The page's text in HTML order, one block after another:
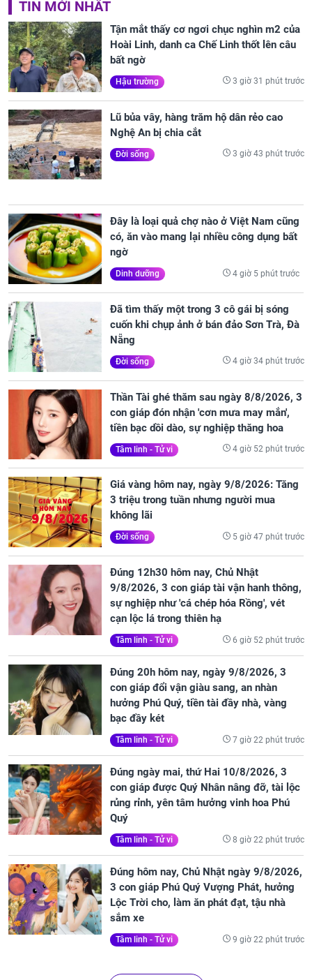
TIN MỚI NHẤT
Tận mắt thấy cơ ngơi chục nghìn m2 của
Hoài Linh, danh ca Chế Linh thốt lên câu
bất ngờ
Hậu trường 3 giờ 31 phút trước
Lũ bủa vây, hàng trăm hộ dân rẻo cao
Nghệ An bị chia cắt
Đời sống 3 giờ 43 phút trước
Đây là loại quả chợ nào ở Việt Nam cũng
có, ăn vào mang lại nhiều công dụng bất
ngờ
Dinh dưỡng 4 giờ 5 phút trước
Đã tìm thấy một trong 3 cô gái bị sóng
cuốn khi chụp ảnh ở bán đảo Sơn Trà, Đà
Nẵng
Đời sống 4 giờ 34 phút trước
Thần Tài ghé thăm sau ngày 8/8/2026, 3
con giáp đón nhận 'cơn mưa may mắn',
tiền bạc dồi dào, sự nghiệp thăng hoa
Tâm linh - Tử vi 4 giờ 52 phút trước
Giá vàng hôm nay, ngày 9/8/2026: Tăng
3 triệu trong tuần nhưng người mua
không lãi
Đời sống 5 giờ 47 phút trước
Đúng 12h30 hôm nay, Chủ Nhật
9/8/2026, 3 con giáp tài vận hanh thông,
sự nghiệp như 'cá chép hóa Rồng', vét
cạn lộc lá trong thiên hạ
Tâm linh - Tử vi 6 giờ 52 phút trước
Đúng 20h hôm nay, ngày 9/8/2026, 3
con giáp đổi vận giàu sang, an nhàn
hưởng Phú Quý, tiền tài đầy nhà, vàng
bạc đầy két
Tâm linh - Tử vi 7 giờ 22 phút trước
Đúng ngày mai, thứ Hai 10/8/2026, 3
con giáp được Quý Nhân nâng đỡ, tài lộc
rủng rỉnh, yên tâm hưởng vinh hoa Phú
Quý
Tâm linh - Tử vi 8 giờ 22 phút trước
Đúng hôm nay, Chủ Nhật ngày 9/8/2026,
3 con giáp Phú Quý Vượng Phát, hưởng
Lộc Trời cho, làm ăn phát đạt, tậu nhà
sắm xe
Tâm linh - Tử vi 9 giờ 22 phút trước